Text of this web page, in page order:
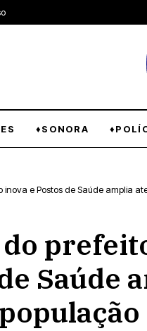
♦SONORA
inova e Postos de Saúde amplia
Saúde